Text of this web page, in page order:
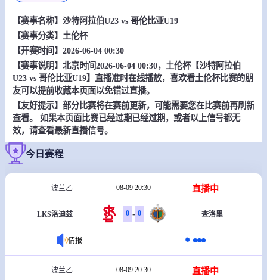
【赛事名称】 沙特阿拉伯U23 vs 哥伦比亚U19
【赛事分类】 土伦杯
【开赛时间】2026-06-04 00:30
【赛事说明】北京时间2026-06-04 00:30，土伦杯【沙特阿拉伯
U23 vs 哥伦比亚U19】直播准时在线播放，喜欢看土伦杯比赛的朋
友可以提前收藏本页面以免错过直播。
【友好提示】部分比赛将在赛前更新，可能需要您在比赛前再刷新
查看。 如果本页面比赛已经过期已经过期，或者以上信号都无
效，请查看最新直播信号。
今日赛程
波兰乙 08-09 20:30 直播中
LKS洛迪兹 0 - 0 查洛里
情报
波兰乙 08-09 20:30 直播中